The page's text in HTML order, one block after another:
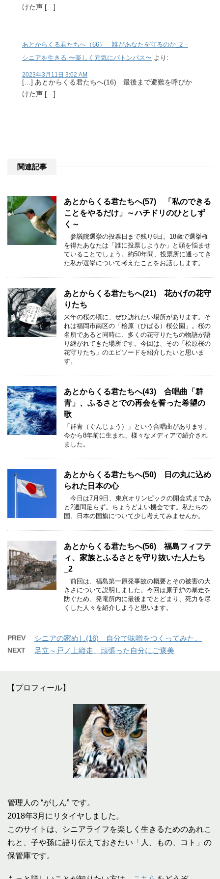
けた声 […]
あとからくる君たちへ（66） 誰があなたを守るのか_2 –
シニアを生きる 〜楽しく元気にバトンパス〜 より:
2023年3月11日 3:02 AM
[…] あとからくる君たちへ(16) 最後まで避難を呼びか
けた声 […]
関連記事
あとからくる君たちへ(57) 「私のできる
ことをやるだけ」～ハチドリのひとしず
く～
参議院選挙の投票日まで残り6日。18歳で選挙権
を得たあなたは「誰に投票しようか」と頭を悩ませ
ていることでしょう。約50年間、投票所に通ってき
た私が選挙について考えたことをお話しします。
あとからくる君たちへ(21) 花かげの花守
りたち
来年の桜の頃に、ぜひ訪れたい場所があります。そ
れは福岡市南区の「桧原（ひばる）桜公園」。桜の
名所であると同時に、多くの花守りたちの物語が語
り継がれてきた場所です。今回は、その「桧原桜の
花守りたち」のエピソードを紹介したいと思いま
す。
あとからくる君たちへ(43) 合唱曲「群
青」、ふるさとでの再会を誓った希望の
歌
「群青（ぐんじょう）」という合唱曲があります。
今から8年前に生まれ、様々なメディアで紹介され
ました。
あとからくる君たちへ(50) 日の丸に込め
られた日本の心
今日は7月9日、東京オリンピックの開会式まであ
と2週間足らず。ちょうどよい機会です。私たちの
国、日本の国旗について少し考えてみませんか。
あとからくる君たちへ(56) 福島フィフテ
ィ、家族とふるさとを守り抜いた人たち
_2
前回は、福島第一原発事故の概要とその被害の大
きさについて説明しました。今回は原子炉の暴走を
防ぐため、発電所内に最後までとどまり、死力を尽
くした人々を紹介しようと思います。
PREV シニアの家めし(16) 自分で味噌をつくってみた。
NEXT 足立～戸ノ上縦走、頑張った自分にご褒美
【プロフィール】
管理人の “がしん” です。
2018年3月にリタイヤしました。
このサイトは、シニアライフを楽しく生きるためのあれこ
れと、子や孫に語り伝えておきたい「人、もの、コト」の
保管庫です。